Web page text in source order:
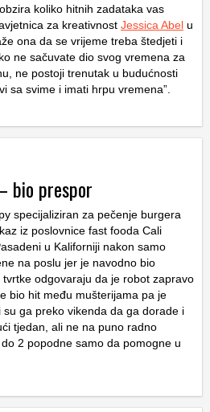
koliko hitnih zadataka vas
za kreativnost Jessica Abel u
ona da se vrijeme treba štedjeti i
ne sačuvate dio svog vremena za
ne postoji trenutak u budućnosti
sa svime i imati hrpu vremena”.
bio prespor
specijaliziran za pečenje burgera
iz poslovnice fast fooda Cali
u Kaliforniji nakon samo
na poslu jer je navodno bio
tvrtke odgovaraju da je robot zapravo
bio hit među mušterijama pa je
su ga preko vikenda da ga dorade i
tjedan, ali ne na puno radno
2 popodne samo da pomogne u